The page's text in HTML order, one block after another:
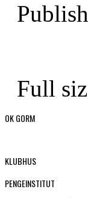
Full
OK GORM
KLUBHUS
PENGEINSTITUT